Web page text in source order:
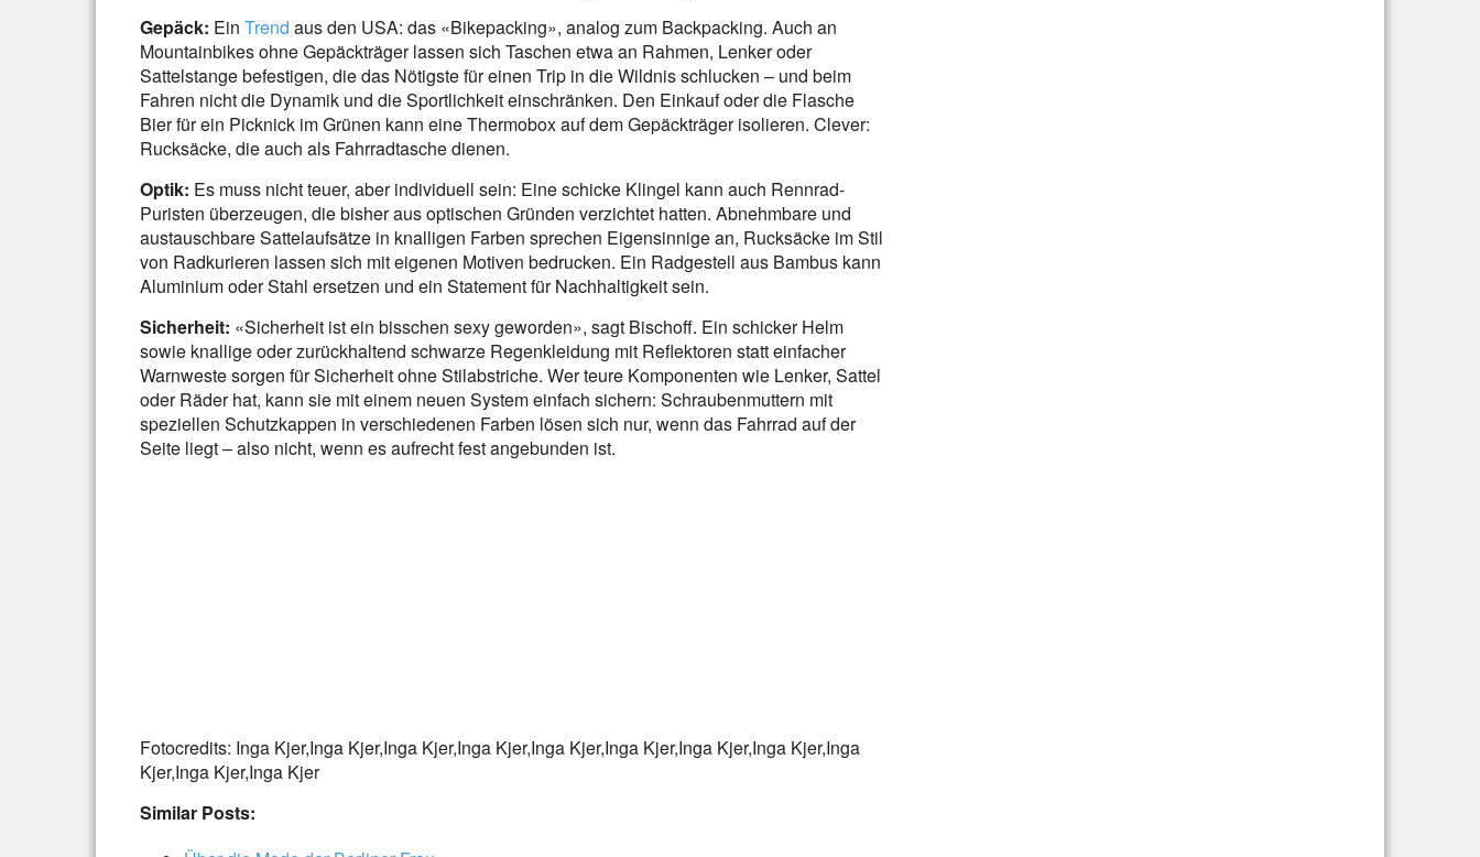
Gepäck: Ein Trend aus den USA: das «Bikepacking», analog zum Backpacking. Auch an
Mountainbikes ohne Gepäckträger lassen sich Taschen etwa an Rahmen, Lenker oder
Sattelstange befestigen, die das Nötigste für einen Trip in die Wildnis schlucken – und beim
Fahren nicht die Dynamik und die Sportlichkeit einschränken. Den Einkauf oder die Flasche
Bier für ein Picknick im Grünen kann eine Thermobox auf dem Gepäckträger isolieren. Clever:
Rucksäcke, die auch als Fahrradtasche dienen.
Optik: Es muss nicht teuer, aber individuell sein: Eine schicke Klingel kann auch Rennrad-
Puristen überzeugen, die bisher aus optischen Gründen verzichtet hatten. Abnehmbare und
austauschbare Sattelaufsätze in knalligen Farben sprechen Eigensinnige an, Rucksäcke im Stil
von Radkurieren lassen sich mit eigenen Motiven bedrucken. Ein Radgestell aus Bambus kann
Aluminium oder Stahl ersetzen und ein Statement für Nachhaltigkeit sein.
Sicherheit: «Sicherheit ist ein bisschen sexy geworden», sagt Bischoff. Ein schicker Helm
sowie knallige oder zurückhaltend schwarze Regenkleidung mit Reflektoren statt einfacher
Warnweste sorgen für Sicherheit ohne Stilabstriche. Wer teure Komponenten wie Lenker, Sattel
oder Räder hat, kann sie mit einem neuen System einfach sichern: Schraubenmuttern mit
speziellen Schutzkappen in verschiedenen Farben lösen sich nur, wenn das Fahrrad auf der
Seite liegt – also nicht, wenn es aufrecht fest angebunden ist.
Fotocredits: Inga Kjer,Inga Kjer,Inga Kjer,Inga Kjer,Inga Kjer,Inga Kjer,Inga Kjer,Inga Kjer,Inga
Kjer,Inga Kjer,Inga Kjer
Similar Posts: